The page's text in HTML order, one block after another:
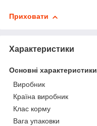
Приховати
Характеристики
Основні характеристики
Виробник
Країна виробник
Клас корму
Вага упаковки